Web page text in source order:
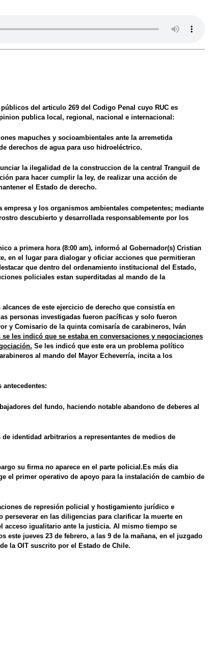
del articulo 269 del Codigo Penal cuyo RUC es
publica local, regional, nacional e internacional:
mapuches y socioambientales ante la arremetida
derechos de agua para uso hidroeléctrico.
la ilegalidad de la construccion de la central Tranguil de
para hacer cumplir la ley, de realizar una acción de
el Estado de derecho.
y los organismos ambientales competentes; mediante
descubierto y desarrollada responsablemente por los
a primera hora (8:00 am), informó al Gobernador(s) Cristian
en el lugar para dialogar y oficiar acciones que permitieran
que dentro del ordenamiento institucional del Estado,
policiales estan superditadas al mando de la
de este ejercicio de derecho que consistía en
personas investigadas fueron pacíficas y solo fueron
y Comisario de la quinta comisaría de carabineros, Iván
les indicó que se estaba en conversaciones y negociaciones
Se les indicó que este era un problema político
al mando del Mayor Echeverría, incita a los
del fundo, haciendo notable abandono de deberes al
identidad arbitrarios a representantes de medios de
su firma no aparece en el parte policial.Es más dia
el primer operativo de apoyo para la instalación de cambio de
de represión policial y hostigamiento jurídico e
en las diligencias para clarificar la muerte en
acceso igualitario ante la justicia. Al mismo tiempo se
este jueves 23 de febrero, a las 9 de la mañana, en el juzgado
la OIT suscrito por el Estado de Chile.